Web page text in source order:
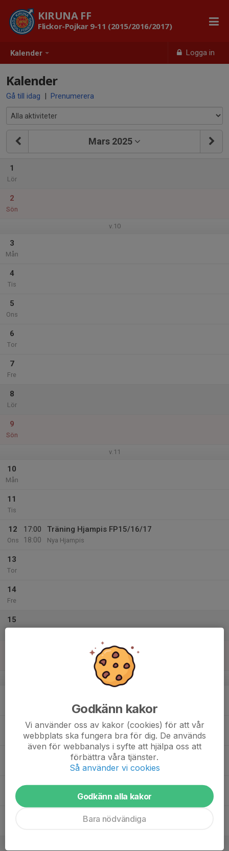
Kalender Logga in
KIRUNA FF
Flickor-Pojkar 9-11 (2015/2016/2017)
Kalender
Gå till idag | Prenumerera
Mars 2025
1
Lör
2
Sön
v.10
3
Mån
4
Tis
5
Ons
6
Tor
7
Fre
8
Lör
9
Sön
v.11
10
Mån
11
Tis
12
Ons
17:00
18:00
Träning Hjampis FP15/16/17
Nya Hjampis
13
Tor
14
Fre
15
Träning Rakethallen FP15/16/17
v.12
Träning Hjampis FP15/16/17
Nya Hjampis
Tor
Godkänn kakor
Vi använder oss av kakor (cookies) för att vår
webbplats ska fungera bra för dig. De används
även för webbanalys i syfte att hjälpa oss att
förbättra våra tjänster.
Så använder vi cookies
Godkänn alla kakor
Bara nödvändiga